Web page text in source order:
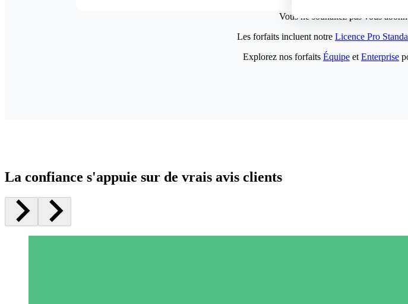
Vous ne souhaitez pas vous
Les forfaits incluent notre Licence Pro
Explorez nos forfaits Équipe et Enterprise
La confiance s'appuie sur de vrais avis clients